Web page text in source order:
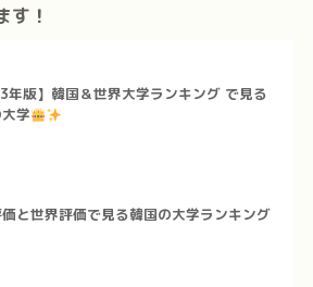
す！
年版】韓国＆世界大学ランキング で見る
学
と世界評価で見る韓国の大学ランキング